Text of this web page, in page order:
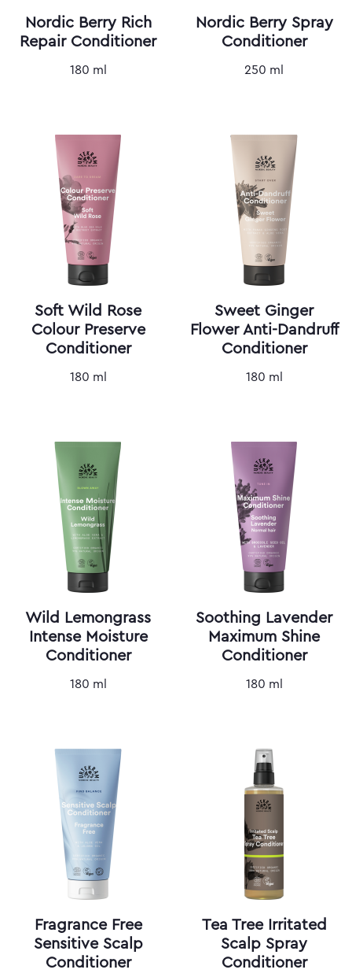
Nordic Berry Rich
Repair Conditioner
180 ml
Nordic Berry Spray
Conditioner
250 ml
Soft Wild Rose
Colour Preserve
Conditioner
180 ml
Sweet Ginger
Flower Anti-Dandruff
Conditioner
180 ml
Wild Lemongrass
Intense Moisture
Conditioner
180 ml
Soothing Lavender
Maximum Shine
Conditioner
180 ml
Fragrance Free
Sensitive Scalp
Conditioner
Tea Tree Irritated
Scalp Spray
Conditioner